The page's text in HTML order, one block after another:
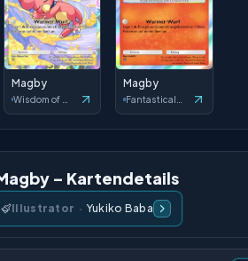
Magby Magby
– Kartendetails
Illustrator · Yukiko Baba